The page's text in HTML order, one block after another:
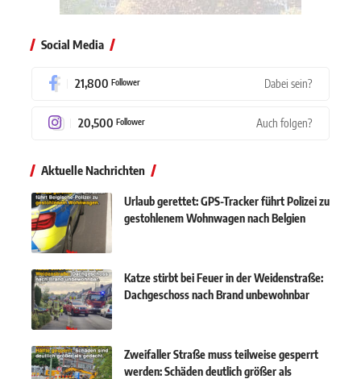
Social Media
21,800 Follower Dabei sein?
20,500 Follower Auch folgen?
Aktuelle Nachrichten
Urlaub gerettet: GPS-Tracker führt Polizei zu
gestohlenem Wohnwagen nach Belgien
Katze stirbt bei Feuer in der Weidenstraße:
Dachgeschoss nach Brand unbewohnbar
Zweifaller Straße muss teilweise gesperrt
werden: Schäden deutlich größer als